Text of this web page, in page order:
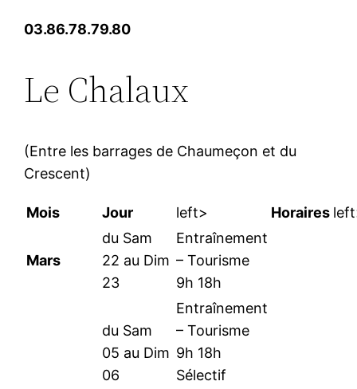
03.86.78.79.80
Le Chalaux
(Entre les barrages de Chaumeçon et du
Crescent)
Mois Jour left> Horaires
Mars
du Sam
22 au Dim
23
Entraînement
– Tourisme
9h 18h
du Sam
05 au Dim
06
Entraînement
– Tourisme
9h 18h
Sélectif